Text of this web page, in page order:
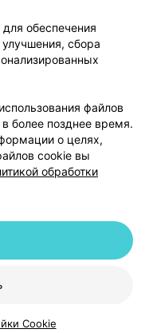
проекта
маркетинг
Доставка
Партнеры
103.by
Cookie
Республика Беларусь,
обеспечения
улучшения, сбора
файлов
более позднее время.
о целях,
cookie вы
обработки
Cookie